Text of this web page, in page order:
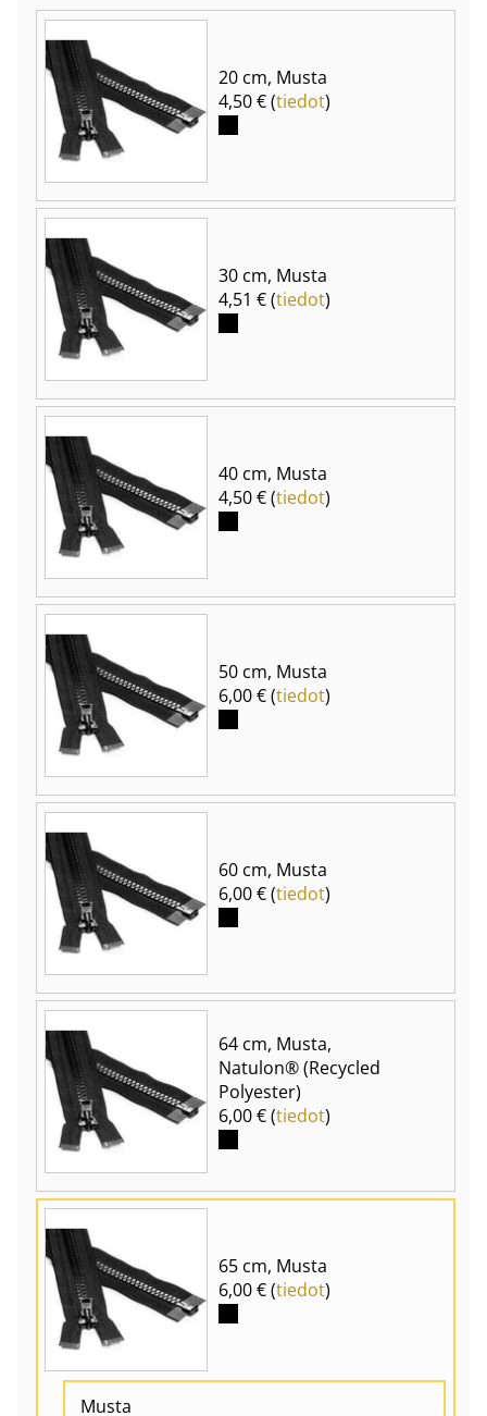
20 cm, Musta
4,50 € (tiedot)
30 cm, Musta
4,51 € (tiedot)
40 cm, Musta
4,50 € (tiedot)
50 cm, Musta
6,00 € (tiedot)
60 cm, Musta
6,00 € (tiedot)
64 cm, Musta,
Natulon® (Recycled
Polyester)
6,00 € (tiedot)
65 cm, Musta
6,00 € (tiedot)
Musta